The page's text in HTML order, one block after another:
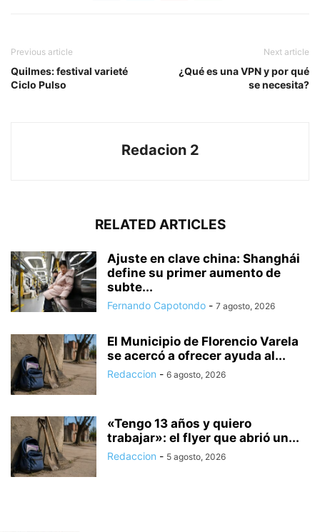
Previous article
Quilmes: festival varieté
Ciclo Pulso
Next article
¿Qué es una VPN y por qué
se necesita?
Redacion 2
RELATED ARTICLES
Ajuste en clave china: Shanghái
define su primer aumento de
subte...
Fernando Capotondo - 7 agosto, 2026
El Municipio de Florencio Varela
se acercó a ofrecer ayuda al...
Redaccion - 6 agosto, 2026
«Tengo 13 años y quiero
trabajar»: el flyer que abrió un...
Redaccion - 5 agosto, 2026